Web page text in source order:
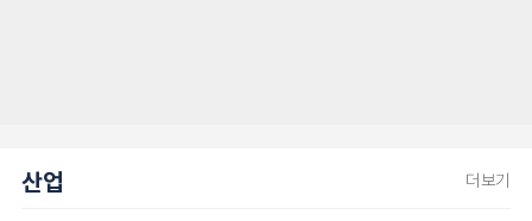
산업 더보기